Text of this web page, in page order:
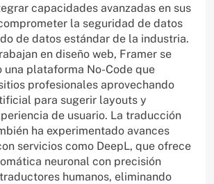
capacidades avanzadas en sus
la seguridad de datos
de datos estándar de la industria.
en diseño web, Framer se
una plataforma No-Code que
profesionales aprovechando
para sugerir layouts y
de usuario. La traducción
ha experimentado avances
servicios como DeepL, que ofrece
neuronal con precisión
humanos, eliminando